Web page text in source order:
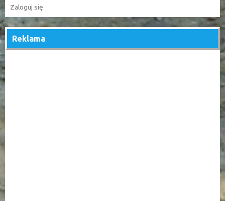
Zaloguj się
Reklama